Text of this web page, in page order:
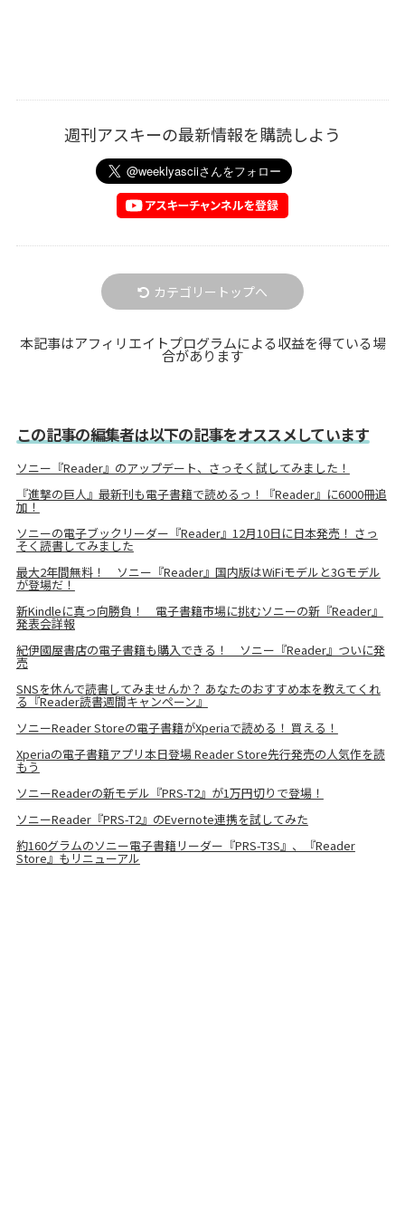
週刊アスキーの最新情報を購読しよう
カテゴリートップへ
本記事はアフィリエイトプログラムによる収益を得ている場
合があります
この記事の編集者は以下の記事をオススメしています
ソニー『Reader』のアップデート、さっそく試してみました！
『進撃の巨人』最新刊も電子書籍で読めるっ！『Reader』に6000冊追
加！
ソニーの電子ブックリーダー『Reader』12月10日に日本発売！ さっ
そく読書してみました
最大2年間無料！ ソニー『Reader』国内版はWiFiモデルと3Gモデル
が登場だ！
新Kindleに真っ向勝負！ 電子書籍市場に挑むソニーの新『Reader』
発表会詳報
紀伊國屋書店の電子書籍も購入できる！ ソニー『Reader』ついに発
売
SNSを休んで読書してみませんか？ あなたのおすすめ本を教えてくれ
る『Reader読書週間キャンペーン』
ソニーReader Storeの電子書籍がXperiaで読める！ 買える！
Xperiaの電子書籍アプリ本日登場 Reader Store先行発売の人気作を読
もう
ソニーReaderの新モデル『PRS-T2』が1万円切りで登場！
ソニーReader『PRS-T2』のEvernote連携を試してみた
約160グラムのソニー電子書籍リーダー『PRS-T3S』、『Reader
Store』もリニューアル